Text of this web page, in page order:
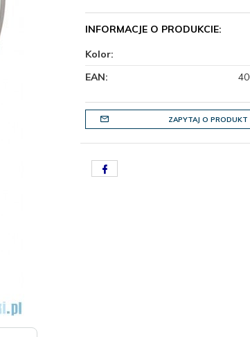
INFORMACJE O PRODUKCIE:
Kolor:
EAN:
ZAPYTAJ O PRODUKT